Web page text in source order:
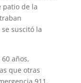
patio de la
suscitó la
60 años,
que otras